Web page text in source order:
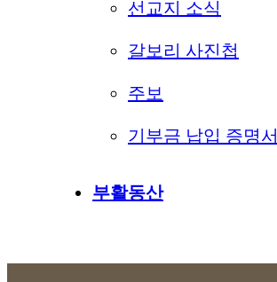
선교지 소식
갈보리 사진첩
주보
기부금 납입 증명서
부활동산